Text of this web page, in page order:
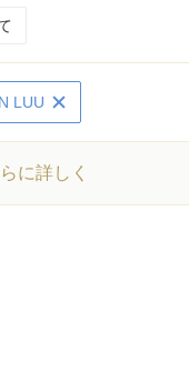
LUU
に詳しく